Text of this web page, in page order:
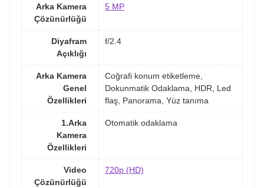
Arka Kamera
Çözünürlüğü
5 MP
Diyafram
Açıklığı
f/2.4
Arka Kamera
Genel
Özellikleri
Coğrafi konum etiketleme,
Dokunmatik Odaklama, HDR, Led
flaş, Panorama, Yüz tanıma
1.Arka
Kamera
Özellikleri
Otomatik odaklama
Video
Çözünürlüğü
720p (HD)